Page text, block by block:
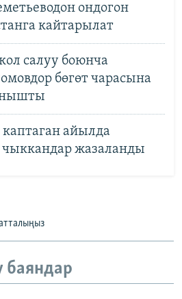
ондогон
кайтарылат
салуу боюнча
бөгөт чарасына
каптаган айылда
жазаланды
баяндар